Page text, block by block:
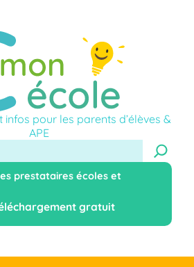
infos pour les parents d’élèves &
APE
prestataires écoles et
gratuit